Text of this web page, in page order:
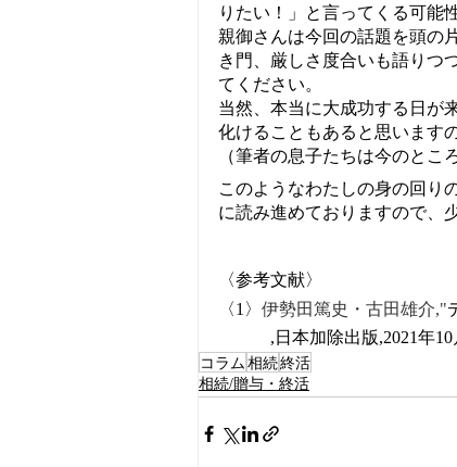
りたい！」と言ってくる可能
親御さんは今回の話題を頭の
き門、厳しさ度合いも語りつ
てください。
当然、本当に大成功する日が
化けることもあると思いますの
（筆者の息子たちは今のとこ
このようなわたしの身の回り
に読み進めておりますので、
〈参考文献〉
〈1〉 伊勢田篤史・古田雄介,"
,日本加除出版,2021年10
コラム相続終活
相続/贈与・終活